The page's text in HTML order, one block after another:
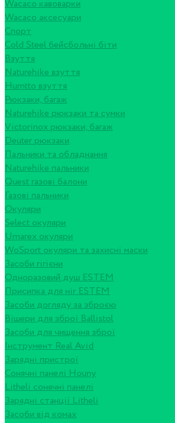
Wacaco кавоварки
Wacaco аксесуари
Спорт
Cold Steel бейсбольні біти
Взуття
Naturehike взуття
Humtto взуття
Рюкзаки, багаж
Naturehike рюкзаки та сумки
Victorinox рюкзаки, багаж
Deuter рюкзаки
Пальники та обладнання
Naturehike пальники
Quest газові балони
Газові пальники
Окуляри
Select окуляри
Umarex окуляри
WoSport окуляри та захисні маски
Засоби гігієни
Одноразовий душ ESTEM
Присипка для ніг ESTEM
Засоби догляду за зброєю
Вішери для зброї Ballistol
Засоби для чищення зброї
Інструмент Real Avid
Зарядні пристрої
Сонячні панелі Houny
Litheli сонячні панелі
Зарядні станції Litheli
Засоби від комах